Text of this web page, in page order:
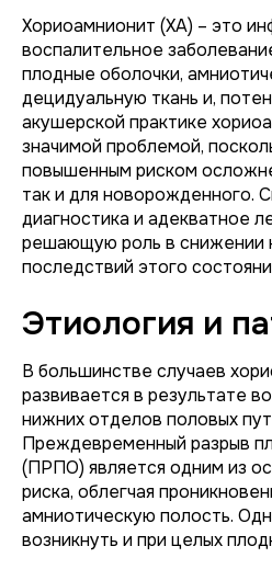
Хориоамнионит (ХА) – это
воспалительное
плодные оболочки,
децидуальную ткань и,
акушерской практике
значимой проблемой,
повышенным риском
так и для новорожденного.
диагностика и адекватное
решающую роль в снижении
последствий этого
Этиология и
В большинстве случаев
развивается в результате
нижних отделов половых
Преждевременный разрыв
(ПРПО) является одним из
риска, облегчая
амниотическую полость.
возникнуть и при целых